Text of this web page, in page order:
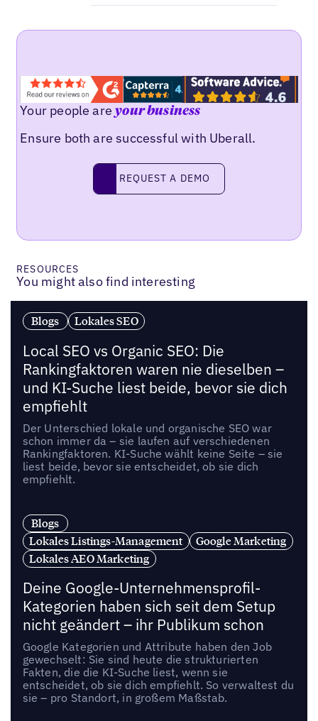
Your people areyour business
Ensure both are successful with Uberall.
Request a demo
REQUEST A DEMO
RESOURCES
You might also find interesting
Blogs Lokales SEO
Local SEO vs Organic SEO: Die
Rankingfaktoren waren nie dieselben –
und KI-Suche liest beide, bevor sie dich
empfiehlt
Der Unterschied lokale und organische SEO war
schon immer da – sie laufen auf verschiedenen
Rankingfaktoren. KI-Suche wählt keine Seite – sie
liest beide, bevor sie entscheidet, ob sie dich
empfiehlt.
Blogs
Lokales Listings-Management
Google Marketing
Lokales AEO Marketing
Deine Google-Unternehmensprofil-
Kategorien haben sich seit dem Setup
nicht geändert – ihr Publikum schon
Google Kategorien und Attribute haben den Job
gewechselt: Sie sind heute die strukturierten
Fakten, die die KI-Suche liest, wenn sie
entscheidet, ob sie dich empfiehlt. So verwaltest du
sie – pro Standort, in großem Maßstab.